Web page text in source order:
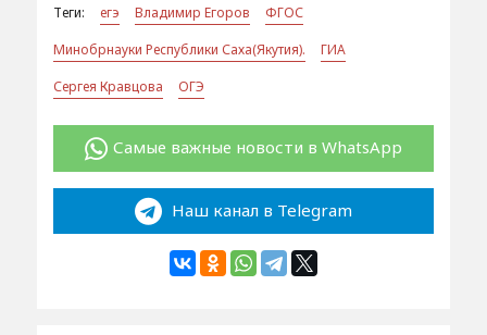
Теги: егэ Владимир Егоров
ФГОС
Минобрнауки Республики Саха(Якутия).
ГИА
Сергея Кравцова
ОГЭ
Самые важные новости в WhatsApp
Наш канал в Telegram